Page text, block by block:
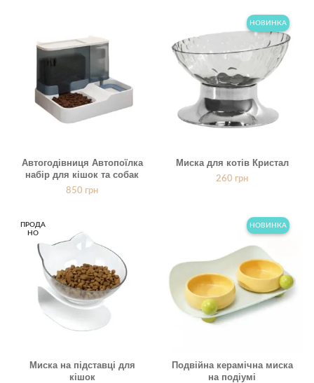
Автогодівниця Автопоїлка
набір для кішок та собак
850 грн
НОВИНКА
Миска для котів Кристал
260 грн
ПРОДА
НО
Миска на підставці для
кішок
НОВИНКА
Подвійна керамічна миска
на подіумі